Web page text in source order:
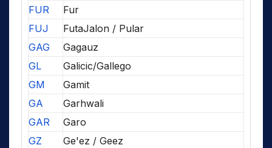
FUR
Fur
FUJ
FutaJalon / Pular
GAG
Gagauz
GL
Galicic/Gallego
GM
Gamit
GA
Garhwali
GAR
Garo
GZ
Ge'ez / Geez